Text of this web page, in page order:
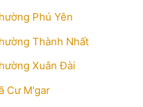
Phú Yên
Thành Nhất
Xuân Đài
Cư M'gar